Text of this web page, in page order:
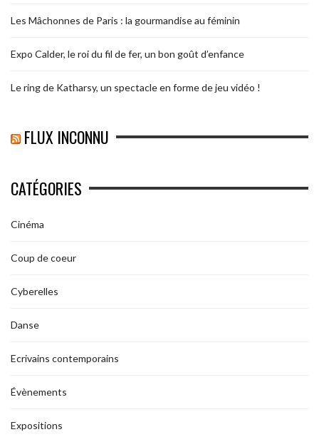
Les Mâchonnes de Paris : la gourmandise au féminin
Expo Calder, le roi du fil de fer, un bon goût d’enfance
Le ring de Katharsy, un spectacle en forme de jeu vidéo !
FLUX INCONNU
CATÉGORIES
Cinéma
Coup de coeur
Cyberelles
Danse
Ecrivains contemporains
Évènements
Expositions